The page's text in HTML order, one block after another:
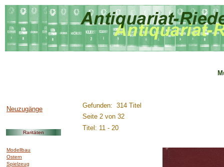
Neuzugänge
Raritäten
Modellbau
Ostern
Spielzeug
Gefunden: 314 Titel
Seite 2 von 32
Titel: 11 - 20